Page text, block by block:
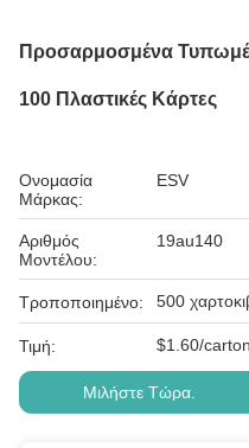
Προσαρμοσμένα
100 Πλαστικές Κάρτες
Ονομασία
Μάρκας:
ESV
Αριθμός
Μοντέλου:
19au140
Τροποποιημένο: 500
Τιμή: $1.60/
Μιλήστε Τώρα.